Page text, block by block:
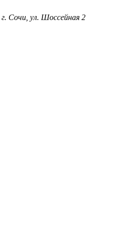
Сочи, ул. Шоссейная 2